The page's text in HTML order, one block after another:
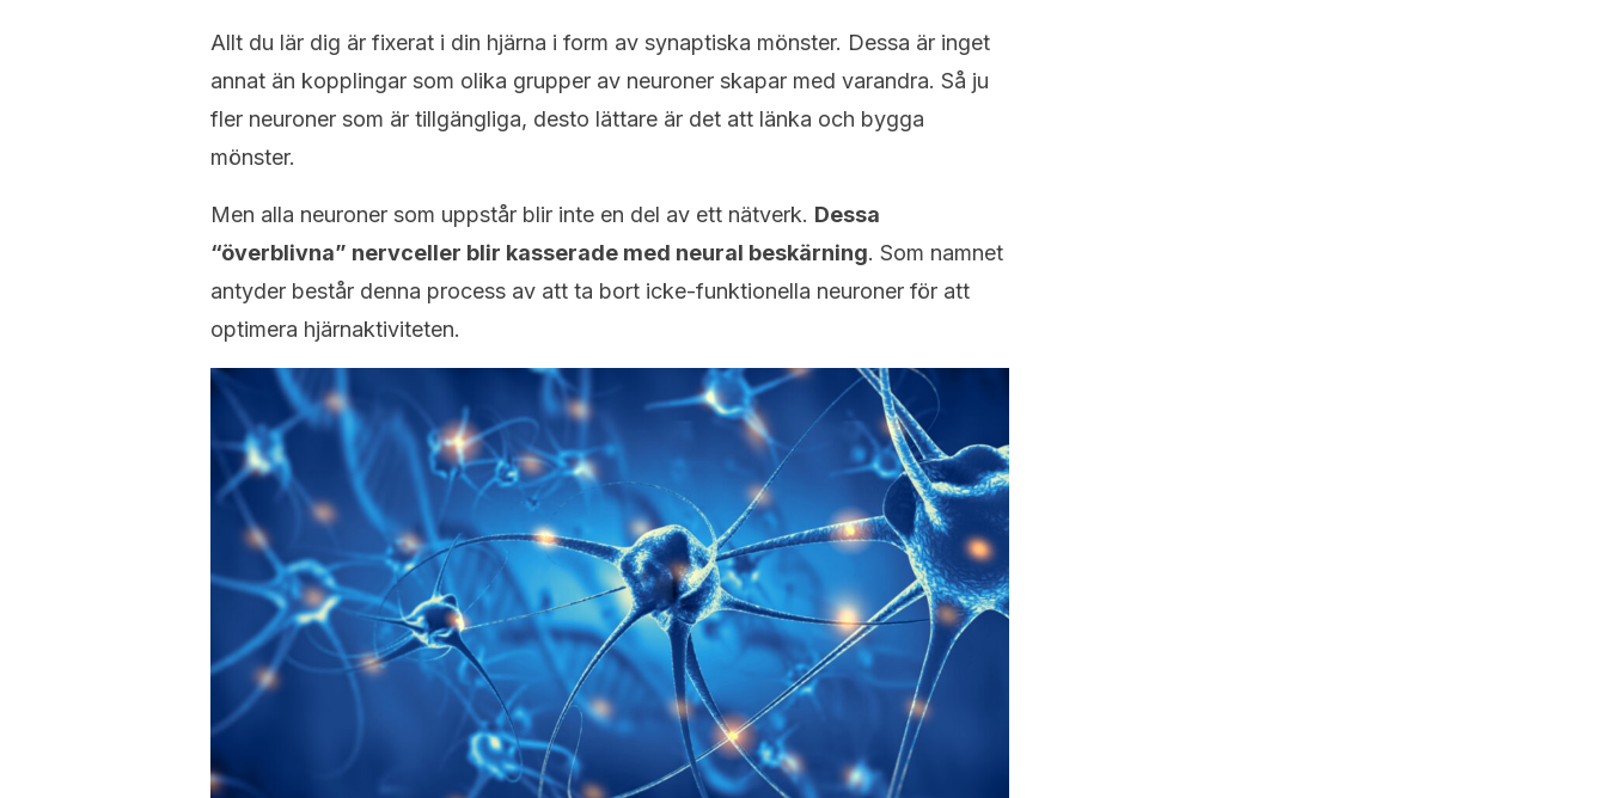
Allt du lär dig är fixerat i din hjärna i form av synaptiska mönster. Dessa är inget
annat än kopplingar som olika grupper av neuroner skapar med varandra. Så ju
fler neuroner som är tillgängliga, desto lättare är det att länka och bygga
mönster.
Men alla neuroner som uppstår blir inte en del av ett nätverk. Dessa
“överblivna” nervceller blir kasserade med neural beskärning. Som namnet
antyder består denna process av att ta bort icke-funktionella neuroner för att
optimera hjärnaktiviteten.